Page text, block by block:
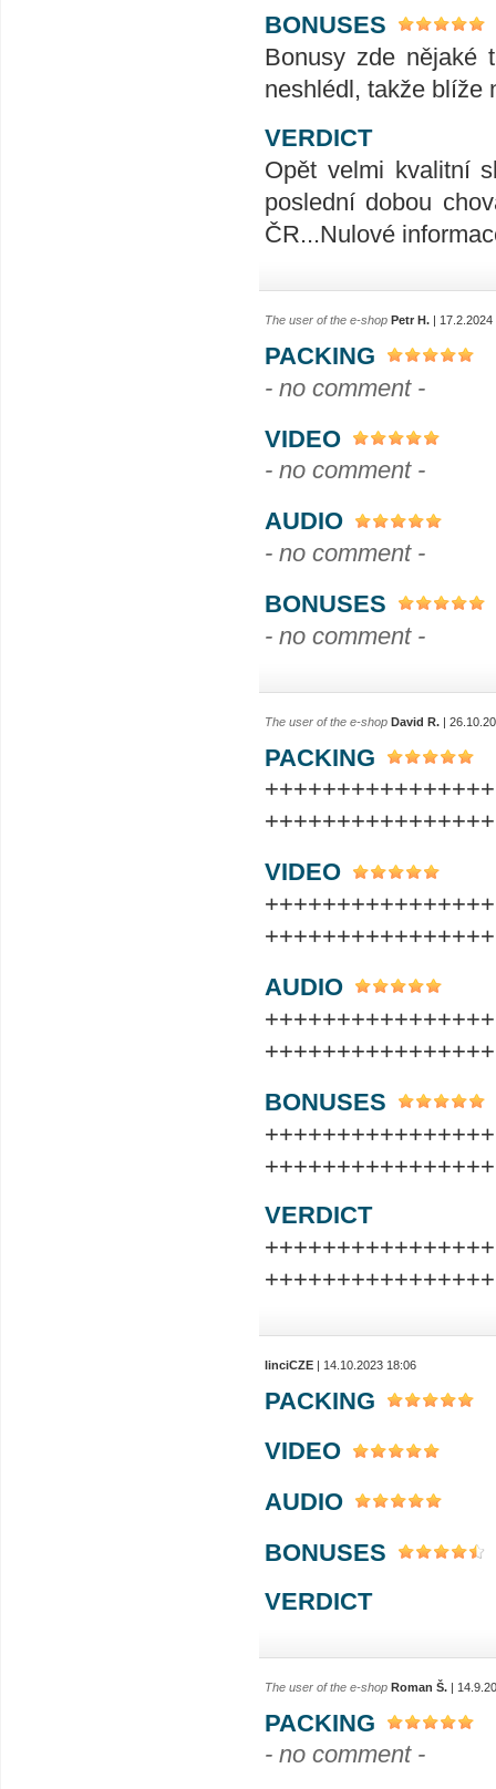
BONUSES
Bonusy zde nějaké
neshlédl, takže blíže
VERDICT
Opět velmi kvalitní
poslední dobou
ČR...Nulové
The user of the e-shop Petr H. | 17.2.2024
PACKING
- no comment -
VIDEO
- no comment -
AUDIO
- no comment -
BONUSES
- no comment -
The user of the e-shop David R. |
PACKING
VIDEO
AUDIO
BONUSES
VERDICT
linciCZE | 14.10.2023 18:06
PACKING
VIDEO
AUDIO
BONUSES
VERDICT
The user of the e-shop Roman Š. |
PACKING
- no comment -